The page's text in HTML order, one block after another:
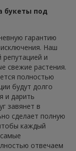
букеты под
гарантию
Наш
и
свежие растения.
полностью
будут долго
и дарить
завянет в
сделает полную
каждый
отвечаем